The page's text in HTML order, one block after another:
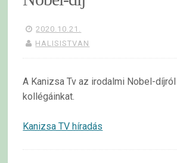
2020.10.21.
HALISISTVAN
A Kanizsa Tv az irodalmi Nobel-
kollégáinkat.
Kanizsa TV híradás